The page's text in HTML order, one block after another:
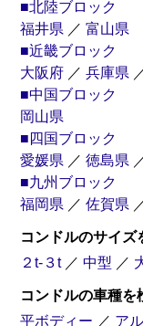
■北陸ブロック
福井県 ／ 富山県
■近畿ブロック
大阪府 ／ 兵庫県
■中国ブロック
岡山県
■四国ブロック
愛媛県 ／ 徳島県
■九州ブロック
福岡県 ／ 佐賀県
コンドルのサイズ
２t-３t ／ 中型 ／
コンドルの車種を
平ボディー ／ ア